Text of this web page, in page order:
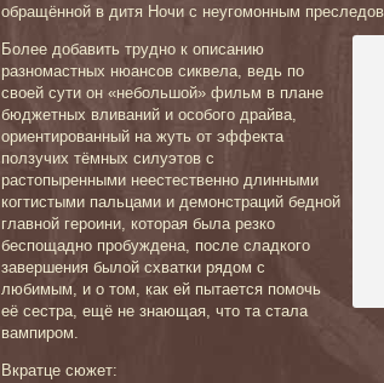
обращённой в дитя Ночи с неугомонным
Более добавить трудно к описанию
разномастных нюансов сиквела, ведь по
своей сути он «небольшой» фильм в плане
бюджетных вливаний и особого драйва,
ориентированный на жуть от эффекта
ползучих тёмных силуэтов с
растопыренными неестественно длинными
когтистыми пальцами и демонстраций бедной
главной героини, которая была резко
беспощадно пробуждена, после сладкого
завершения былой схватки рядом с
любимым, и о том, как ей пытается помочь
её сестра, ещё не знающая, что та стала
вампиром.
Вкратце сюжет: